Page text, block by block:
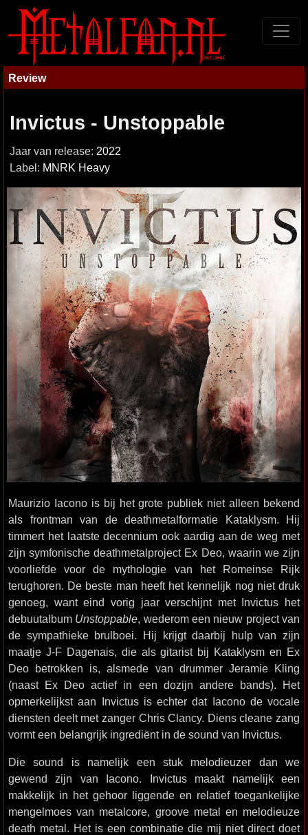
Review
Invictus - Unstoppable
Jaar van release: 2022
Label: MNRK Heavy
Maurizio Iacono is bij het grote publiek niet alleen bekend
als frontman van de deathmetalformatie Kataklysm. Hij
timmert het laatste decennium ook aardig aan de weg met
zijn symfonische deathmetalproject Ex Deo, waarin we zijn
voorliefde voor de mythologie van het Romeinse Rijk
terughoren. De beste man heeft het kennelijk nog niet druk
genoeg, want eind vorig jaar verschijnt met Invictus het
debuutalbum Unstoppable, wederom een nieuw project van
de sympathieke brulboei. Hij krijgt daarbij hulp van zijn
maatje J-F Dagenais, die als gitarist bij Kataklysm en Ex
Deo betrokken is, alsmede van drummer Jeramie Kling
(naast Ex Deo actief in een dozijn andere bands). Het
opmerkelijkst aan Invictus is echter dat Iacono de vocale
diensten deelt met zanger Chris Clancy. Diens cleane zang
vormt een belangrijk ingrediënt in de sound van Invictus.
Die sound is namelijk een stuk melodieuzer dan we
gewend zijn van Iacono. Invictus maakt namelijk een
makkelijk in het gehoor liggende en relatief toegankelijke
mengelmoes van metalcore, groove metal en melodieuze
death metal. Het is een combinatie die mij niet direct doet